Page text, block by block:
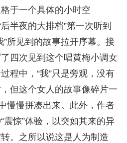
于一个具体的小时空
半夜的大排档”第一次听到
”所见到的故事拉开序幕。接
四次见到这个唱黄梅小调女
程中，“我”只是旁观，没有
但这个女人的故事像碎片一
慢慢拼凑出来。此外，作者
震惊”体验，以突如其来的异
。之所以说这是人为制造